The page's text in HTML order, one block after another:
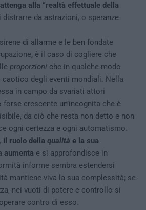
alla “realtà effettuale della
distrarre da astrazioni, o speranze
di allarme e le ben fondate
è il caso di cogliere che
proporzioni che in qualche modo
caotico degli eventi mondiali. Nella
in campo da svariati attori
forse crescente un’incognita che è
da ciò che resta non detto e non
ogni certezza e ogni automatismo.
il ruolo della qualità e la sua
aumenta e si approfondisce in
informe sembra estendersi
mantiene viva la sua complessità; se
nei vuoti di potere e controllo si
contro di esso.